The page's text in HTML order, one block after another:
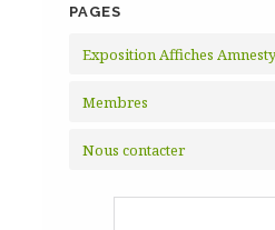
PAGES
Exposition Affiches
Membres
Nous contacter